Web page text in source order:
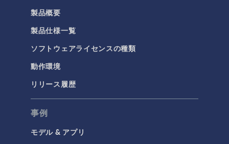
製品概要
製品仕様一覧
ソフトウェアライセンスの種類
動作環境
リリース履歴
事例
モデル & アプリ